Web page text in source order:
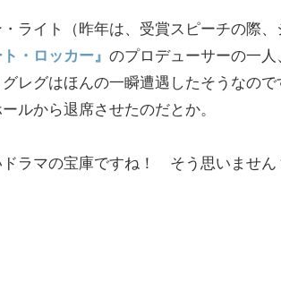
ライト（昨年は、受賞スピーチの際
ト・ロッカー』 のプロデューサーの一
レグはほんの一瞬遭遇したそうなの
ルから退席させたのだとか。
ラマの宝庫ですね！ そう思いません